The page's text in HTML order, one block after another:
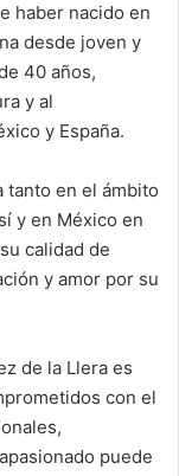
haber nacido en
desde joven y
40 años,
y al
y España.
tanto en el ámbito
y en México en
calidad de
y amor por su
de la Llera es
con el
puede